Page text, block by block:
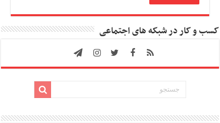
کسب و کار در شبکه های اجتماعی